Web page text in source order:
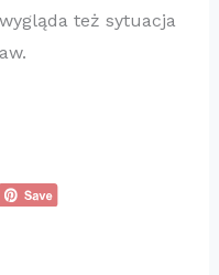
też sytuacja